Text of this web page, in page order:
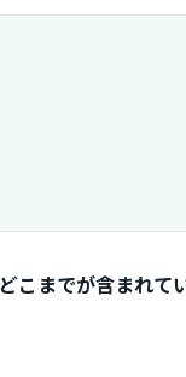
どこまでが含まれて